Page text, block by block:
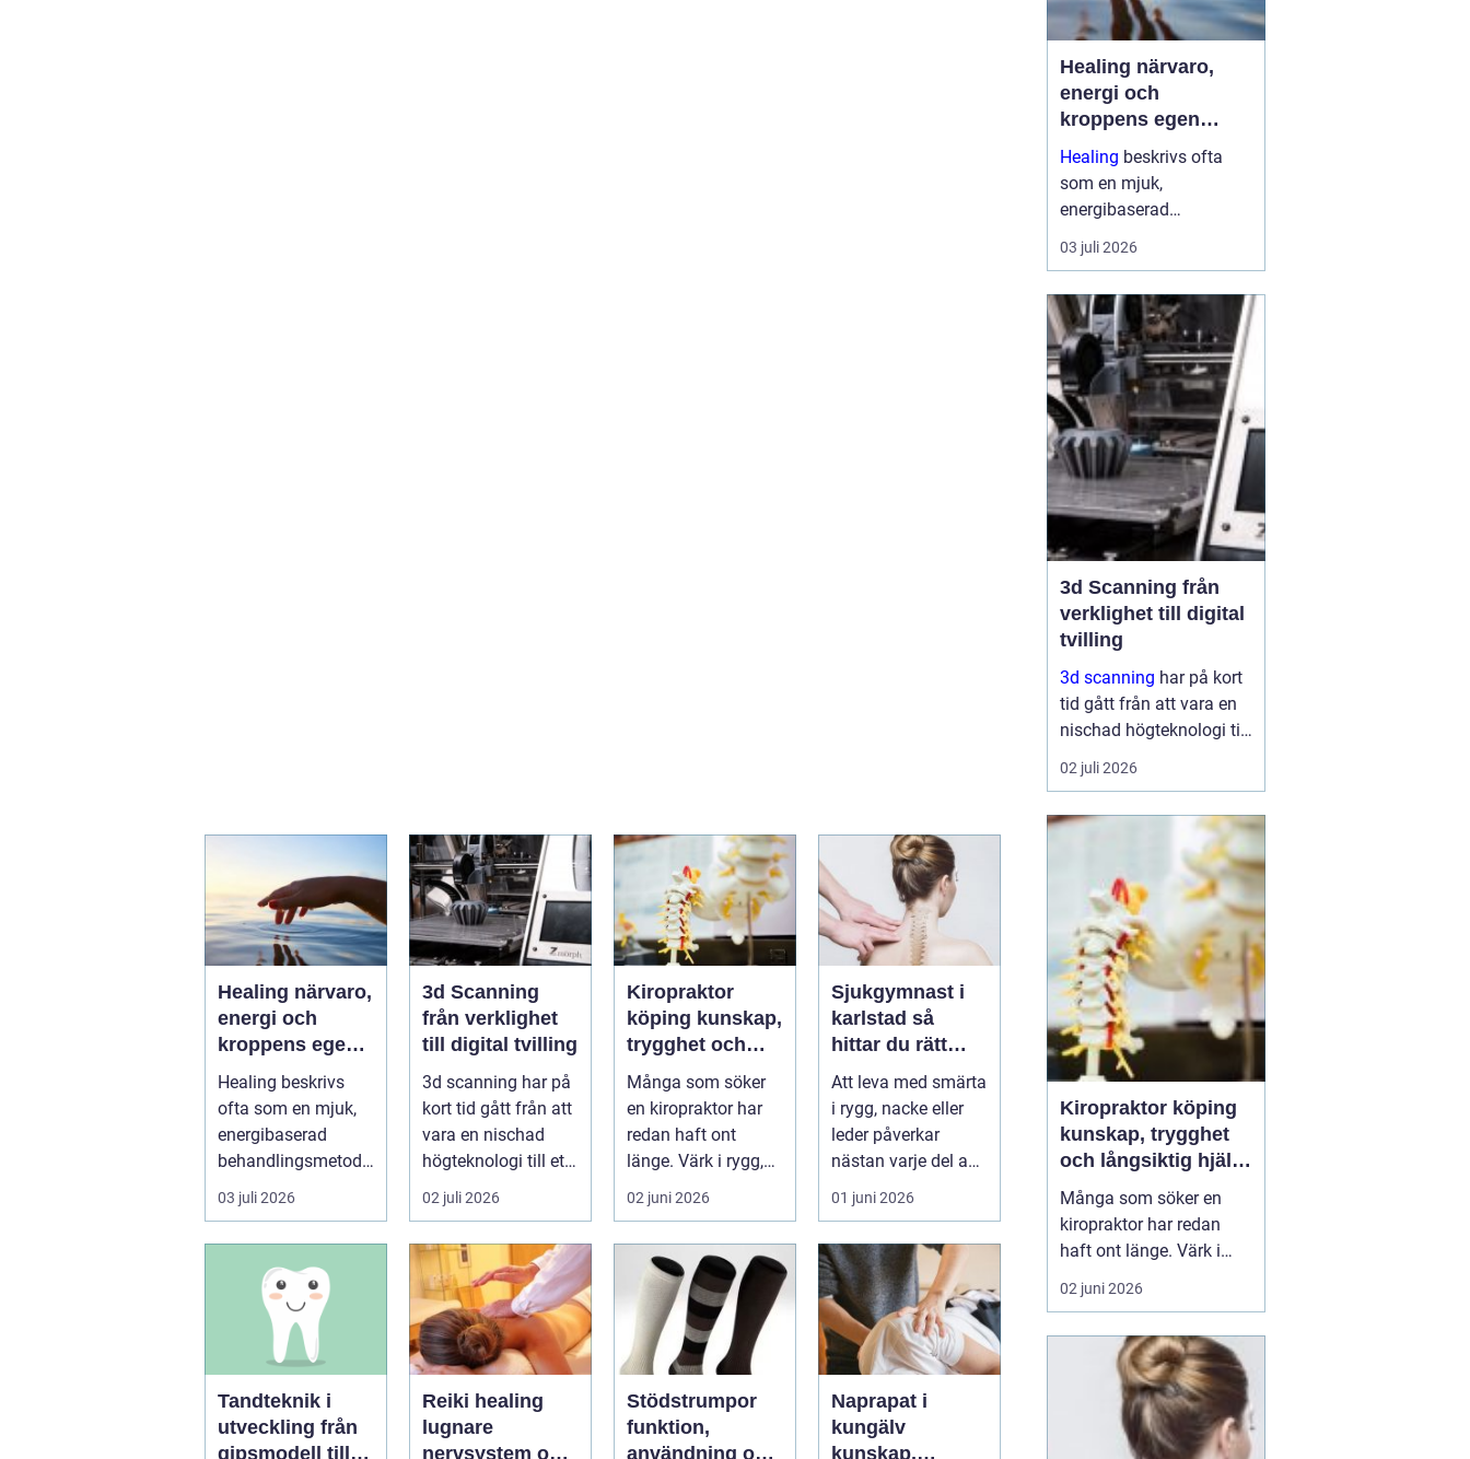
Healing närvaro,
energi och
kroppens egen
förmåga att läka
Healing beskrivs
ofta som en mjuk,
energibaserad
behandlingsmetod
som stödjer
kroppens egen
läknings...
03 juli 2026
3d Scanning
från verklighet
till digital tvilling
3d scanning har på
kort tid gått från att
vara en nischad
högteknologi till ett
praktiskt verktyg
fö...
02 juli 2026
Kiropraktor
köping kunskap,
trygghet och
långsiktig hjälp
för ryggen
Många som söker
en kiropraktor har
redan haft ont
länge. Värk i rygg,
nacke eller huvud
blir lätt en...
02 juni 2026
Sjukgymnast i
karlstad så
hittar du rätt
hjälp för smärta
och besvär
Att leva med smärta
i rygg, nacke eller
leder påverkar
nästan varje del av
vardagen. En
person som s...
01 juni 2026
Tandteknik i
utveckling från
gipsmodell till
Reiki healing
lugnare
nervsystem och
Stödstrumpor
funktion,
användning och
Naprapat i
kungälv
kunskap,
Healing närvaro,
energi och
kroppens egen
förmåga att läka
Healing beskrivs ofta
som en mjuk,
energibaserad
behandlingsmetod som
stödjer kroppens egen
ligger på balans, lugn
och ökad närvaro
snarare än snabba
mirakel. Många som
provar upplever ...
03 juli 2026
3d Scanning från
verklighet till digital
tvilling
3d scanning har på kort
tid gått från att vara en
nischad högteknologi till
ett praktiskt verktyg för
företag, fastighetsägare
verkligheten med laser
och kamera skapas...
02 juli 2026
Kiropraktor köping
kunskap, trygghet
och långsiktig hjälp
för ryggen
Många som söker en
kiropraktor har redan
haft ont länge. Värk i
rygg, nacke eller huvud
blir lätt en del av
låser sig helt eller
smärtan gör det svårt att
jobba, sova eller träna.
För den som letar efter
02 juni 2026